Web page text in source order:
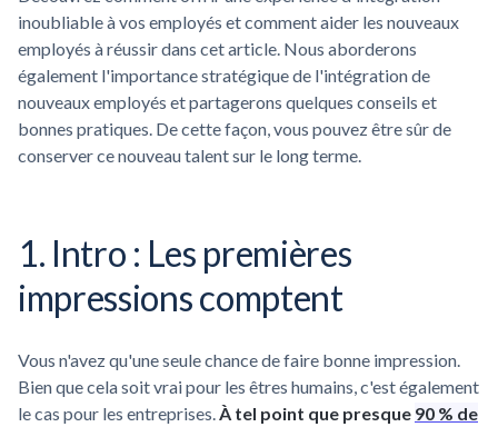
inoubliable à vos employés et comment aider les nouveaux
employés à réussir dans cet article. Nous aborderons
également l'importance stratégique de l'intégration de
nouveaux employés et partagerons quelques conseils et
bonnes pratiques. De cette façon, vous pouvez être sûr de
conserver ce nouveau talent sur le long terme.
1. Intro : Les premières
impressions comptent
Vous n'avez qu'une seule chance de faire bonne impression.
Bien que cela soit vrai pour les êtres humains, c'est également
le cas pour les entreprises.À tel point que presque 90 % de